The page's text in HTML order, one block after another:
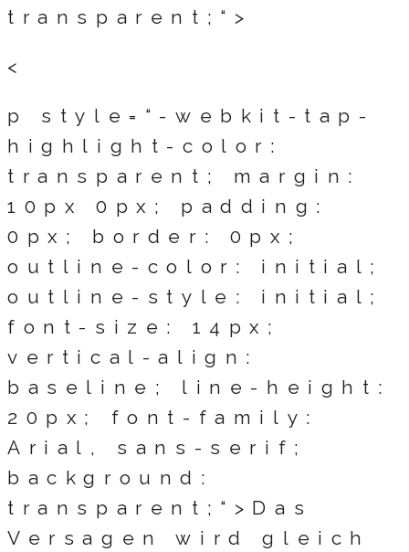
transparent;“>
<
p style=“-webkit-tap-
highlight-color:
transparent; margin:
10px 0px; padding:
0px; border: 0px;
outline-color: initial;
outline-style: initial;
font-size: 14px;
vertical-align:
baseline; line-height:
20px; font-family:
Arial, sans-serif;
background:
transparent;“>Das
Versagen wird gleich